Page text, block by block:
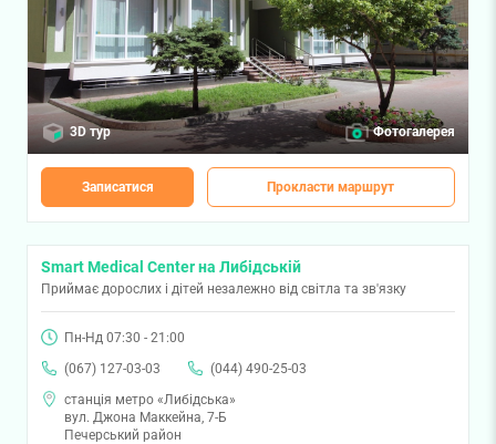
3D тур Фотогалерея
Записатися Прокласти маршрут
Smart Medical Center на Либідській
Приймає дорослих і дітей незалежно від світла та зв'язку
Пн-Нд 07:30 - 21:00
(067) 127-03-03
(044) 490-25-03
станція метро «Либідська»
вул. Джона Маккейна, 7-Б
Печерський район